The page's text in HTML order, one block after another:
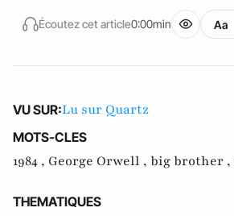
Écoutez cet article0:00min Aa
VU SUR:Lu sur Quartz
MOTS-CLES
1984 , George Orwell , big brother ,
THEMATIQUES